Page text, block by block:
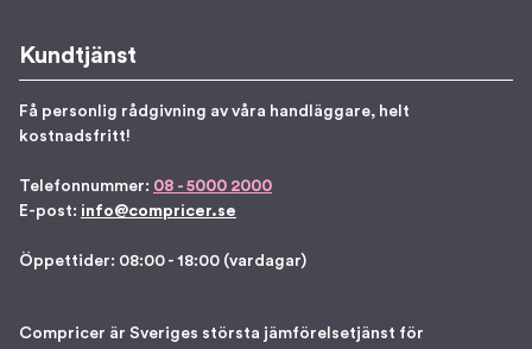
Kundtjänst
Få personlig rådgivning av våra handläggare, helt
kostnadsfritt!
Telefonnummer: 08 - 5000 2000
E-post: info@compricer.se
Öppettider: 08:00 - 18:00 (vardagar)
Compricer är Sveriges största jämförelsetjänst för